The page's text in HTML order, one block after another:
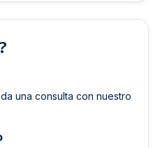
una consulta con nuestro